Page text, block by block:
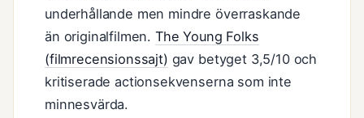
underhållande men mindre överraskande
än originalfilmen. The Young Folks
(filmrecensionssajt) gav betyget 3,5/10 och
kritiserade actionsekvenserna som inte
minnesvärda.